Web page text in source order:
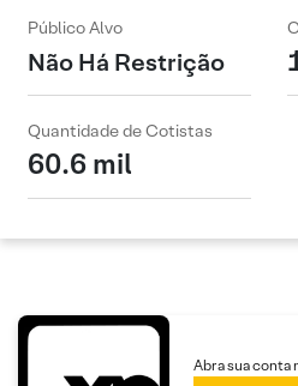
Público Alvo
Não Há Restrição
Quantidade de Cotistas
60.6 mil
Abra sua conta